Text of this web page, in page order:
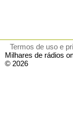
Termos de uso e
Milhares de rádios
© 2026